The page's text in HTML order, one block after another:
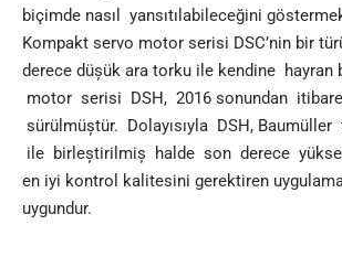
biçimde nasıl yansıtılabileceğini
Kompakt servo motor serisi DSC’nin bir
derece düșük ara torku ile kendine hayran
motor serisi DSH, 2016 sonundan
sürülmüștür. Dolayısıyla DSH,
ile birleștirilmiș halde son derece
en iyi kontrol kalitesini gerektiren
uygundur.